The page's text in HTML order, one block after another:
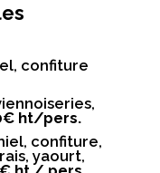
confiture
ht/pers.
confiture,
yaourt,